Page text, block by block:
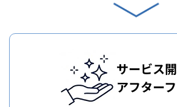
サービス
アフター